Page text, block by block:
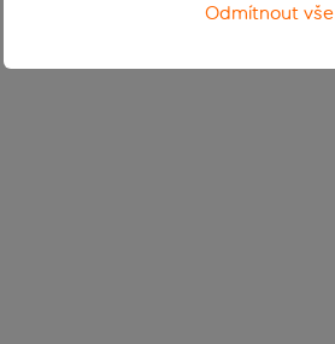
Odmítnout vše